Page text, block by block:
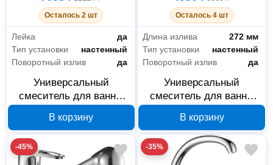
Осталось 2 шт
Лейка
да
Тип установки
настенный
Поворотный излив
да
Универсальный
смеситель для ванны
поворотным изливом
В корзину
Осталось 4 шт
Длина излива
272 мм
Тип установки
настенный
Поворотный излив
да
Универсальный
смеситель для ванны
поворотным изливом
В корзину
-45% -35%